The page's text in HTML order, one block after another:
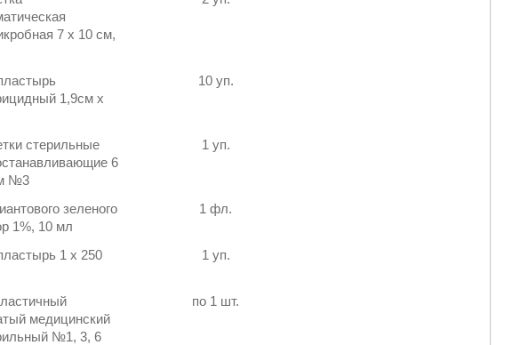
7 х 10 см,
1,9см x
10 уп.
стерильные
6
№3
1 уп.
зеленого
1%, 10 мл
1 фл.
1 х 250
1 уп.
медицинский
№1, 3, 6
по 1 шт.